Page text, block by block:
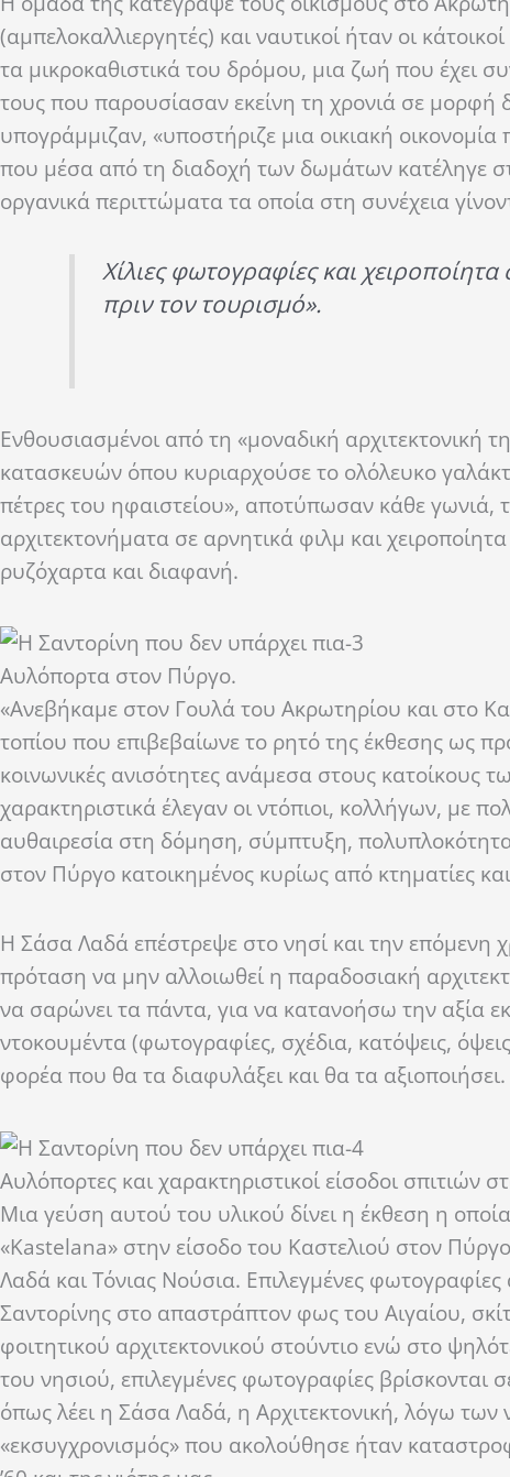
(αμπελοκαλλιεργητές) και ναυτικοί ήταν οι
τα μικροκαθιστικά του δρόμου, μια ζωή που έχει
τους που παρουσίασαν εκείνη τη χρονιά σε μορφή
υπογράμμιζαν, «υποστήριζε μια οικιακή
που μέσα από τη διαδοχή των δωμάτων κατέληγε
οργανικά περιττώματα τα οποία στη συνέχεια
Χίλιες φωτογραφίες και
πριν τον τουρισμό».
Ενθουσιασμένοι από τη «μοναδική αρχιτεκτονική
κατασκευών όπου κυριαρχούσε το ολόλευκο
πέτρες του ηφαιστείου», αποτύπωσαν κάθε
αρχιτεκτονήματα σε αρνητικά φιλμ και
ρυζόχαρτα και διαφανή.
Αυλόπορτα στον Πύργο.
«Ανεβήκαμε στον Γουλά του Ακρωτηρίου και στο
τοπίου που επιβεβαίωνε το ρητό της έκθεσης ως
κοινωνικές ανισότητες ανάμεσα στους κατοίκους
χαρακτηριστικά έλεγαν οι ντόπιοι, κολλήγων, με
αυθαιρεσία στη δόμηση, σύμπτυξη,
στον Πύργο κατοικημένος κυρίως από κτηματίες
Η Σάσα Λαδά επέστρεψε στο νησί και την επόμενη
πρόταση να μην αλλοιωθεί η παραδοσιακή
να σαρώνει τα πάντα, για να κατανοήσω την αξία
ντοκουμέντα (φωτογραφίες, σχέδια, κατόψεις,
φορέα που θα τα διαφυλάξει και θα τα αξιοποιήσει.
Αυλόπορτες και χαρακτηριστικοί είσοδοι σπιτιών
Μια γεύση αυτού του υλικού δίνει η έκθεση η
«Kastelana» στην είσοδο του Καστελιού στον
Λαδά και Τόνιας Νούσια. Επιλεγμένες
Σαντορίνης στο απαστράπτον φως του Αιγαίου,
φοιτητικού αρχιτεκτονικού στούντιο ενώ στο
του νησιού, επιλεγμένες φωτογραφίες βρίσκονται
όπως λέει η Σάσα Λαδά, η Αρχιτεκτονική, λόγω
«εκσυγχρονισμός» που ακολούθησε ήταν